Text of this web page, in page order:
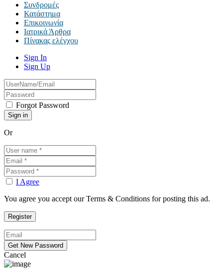
Συνδρομές
Κατάστημα
Επικοινωνία
Ιατρικά Άρθρα
Πίνακας ελέγχου
Sign In
Sign Up
Forgot Password
Or
I Agree
You agree you accept our Terms & Conditions for posting this ad.
Cancel